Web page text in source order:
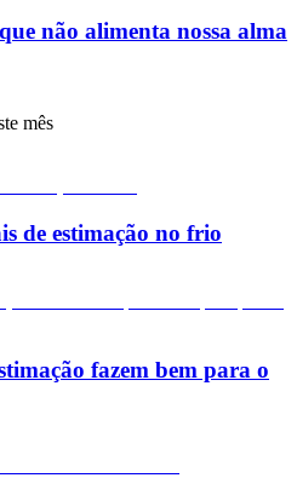
não alimenta nossa alma
mês
de estimação no frio
fazem bem para o